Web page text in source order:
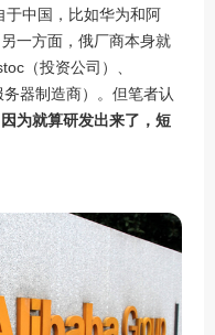
于中国，比如华为和阿
一方面，俄厂商本身就
（投资公司）、
务器制造商）
。但笔者认
为就算研发出来了，短